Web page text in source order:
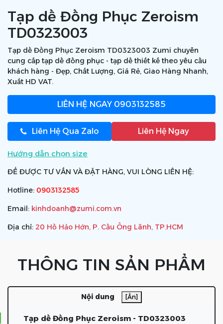
Tạp dề Đồng Phục Zeroism
TD0323003
Tạp dề Đồng Phục Zeroism TD0323003 Zumi chuyên
cung cấp tạp dề đồng phục - tạp dề thiết kế theo yêu cầu
khách hàng - Đẹp, Chất Lượng, Giá Rẻ, Giao Hàng Nhanh,
Xuất HD VAT.
LIÊN HỆ NGAY 0903132585
Liên Hệ Qua Zalo Liên Hệ Ngay
Hướng dẫn chọn size
ĐỂ ĐƯỢC TƯ VẤN VÀ ĐẶT HÀNG, VUI LÒNG LIÊN HỆ:
Hotline: 0903132585
Email: kinhdoanh@zumi.com.vn
Địa chỉ: 20 Hồ Hảo Hớn, P. Cầu Ông Lãnh, TP.HCM
THÔNG TIN SẢN PHẨM
Nội dung [Ẩn]
Tạp dề Đồng Phục Zeroism - TD0323003